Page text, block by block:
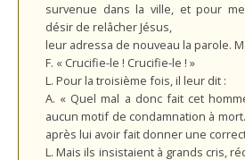
survenue dans la ville, et pour
désir de relâcher Jésus,
leur adressa de nouveau la parole.
F. « Crucifie-le ! Crucifie-le ! »
L. Pour la troisième fois, il leur dit :
A. « Quel mal a donc fait cet
aucun motif de condamnation à
après lui avoir fait donner une
L. Mais ils insistaient à grands cris,